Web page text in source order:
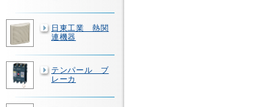
日東工業 熱関
連機器
テンパール ブ
レーカ